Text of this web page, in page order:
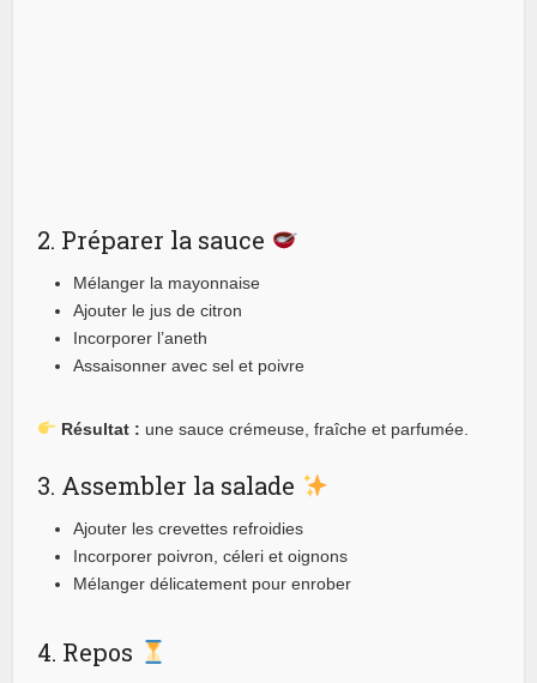
2. Préparer la sauce
Mélanger la mayonnaise
Ajouter le jus de citron
Incorporer l’aneth
Assaisonner avec sel et poivre
Résultat : une sauce crémeuse, fraîche et parfumée.
3. Assembler la salade
Ajouter les crevettes refroidies
Incorporer poivron, céleri et oignons
Mélanger délicatement pour enrober
4. Repos